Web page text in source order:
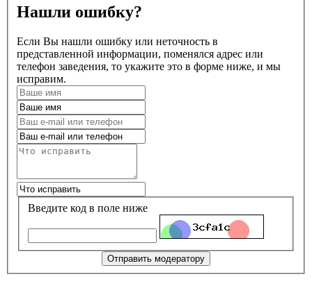
Нашли ошибку?
Если Вы нашли ошибку или неточность в
представленной информации, поменялся адрес или
телефон заведения, то укажите это в форме ниже, и мы
исправим.
Введите код в поле ниже
Отправить модератору